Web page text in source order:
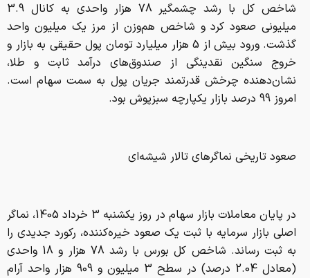
شاخص کل با رشد چشمگیر 78 هزار واحدی به کانال 3.9
میلیونی صعود کرد و شاخص هم‌وزن از مرز یک میلیون واحد
گذشت. ورود بیش از 5 هزار میلیارد تومان پول حقیقی به بازار و
خروج سنگین نقدینگی از صندوق‌های درآمد ثابت و طلا،
نشان‌دهنده چرخش قدرتمند جریان پول به سمت سهام است.
امروز 99 درصد بازار یکپارچه سبزپوش بود.
صعود تاریخی نماگرهای تالار شیشه‌ای
در پایان معاملات بازار سهام در روز یکشنبه 3 خرداد 1405، نماگر
اصلی بازار سرمایه با ثبت یک صعود خیره‌کننده، رکورد جدیدی را
به ثبت رساند. شاخص کل بورس با رشد 78 هزار و 18 واحدی
(معادل 2.04 درصد) در سطح 3 میلیون و 909 هزار واحد آرام